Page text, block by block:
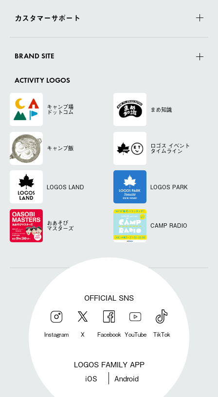
カスタマーサポート
BRAND SITE
ACTIVITY LOGOS
キャンプ場
ドットコム まめ知識
キャンプ飯 ロゴス イベント
タイムライン
LOGOS LAND LOGOS PARK
おあそび
マスターズ CAMP RADIO
OFFICIAL SNS
Instagram X Facebook YouTube TikTok
LOGOS FAMILY APP
iOS Android